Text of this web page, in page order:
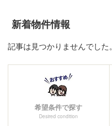
新着物件情報
記事は見つかりませんでした。
希望条件で探す
Desired condition